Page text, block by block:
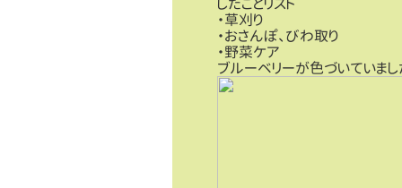
・草刈り
・おさんぽ、びわ取り
・野菜ケア
ブルーベリーが色づいていま